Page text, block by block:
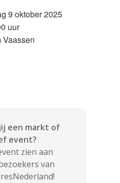
9 oktober 2025
uur
Vaassen
een markt of
event?
zien aan
van